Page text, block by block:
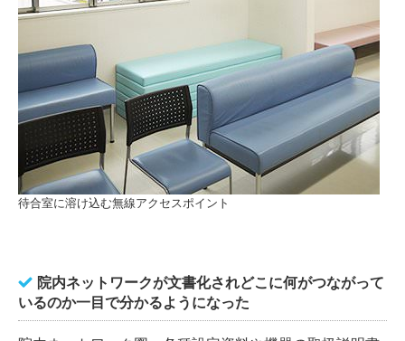
待合室に溶け込む無線アクセスポイント
院内ネットワークが文書化されどこに何がつながって
いるのか一目で分かるようになった